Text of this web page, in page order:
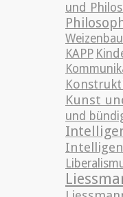
und
KAPP
Kunst
und